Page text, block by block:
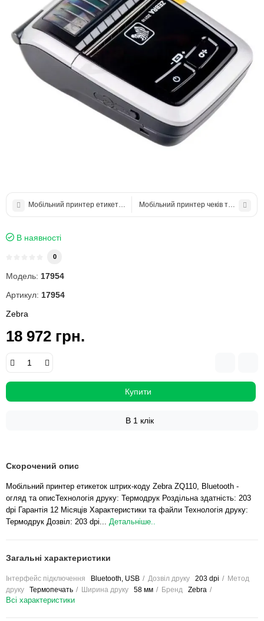
Мобільний принтер етикеток Zebra ZQ220, екран, Bluetooth
Мобільний принтер чеків та
В наявності
0
Модель: 17954
Артикул: 17954
Zebra
18 972 грн.
Купити
В 1 клік
Скорочений опис
Мобільний принтер етикеток штрих-коду Zebra ZQ110, Bluetooth -
огляд та описТехнологія друку: Термодрук Роздільна здатність: 203
dpi Гарантія 12 Місяців Характеристики та файли Технологія друку:
Термодрук Дозвіл: 203 dpi... Детальніше..
Загальні характеристики
Інтерфейс підключення Bluetooth, USB Дозвіл друку 203 dpi
Метод
друку
Термопечать Ширина друку 58 мм Бренд Zebra
Всі характеристики